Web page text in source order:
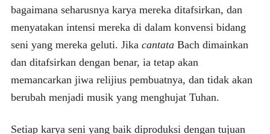
bagaimana seharusnya karya mereka ditafsirkan, dan
menyatakan intensi mereka di dalam konvensi bidang
seni yang mereka geluti. Jika cantataBach dimainkan
dan ditafsirkan dengan benar, ia tetap akan
memancarkan jiwa relijius pembuatnya, dan tidak akan
berubah menjadi musik yang menghujat Tuhan.
Setiap karya seni yang baik diproduksi dengan tujuan